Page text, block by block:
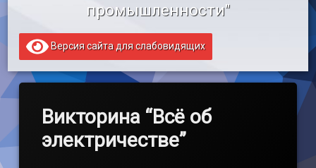
промышленности"
Версия сайта для слабовидящих
Викторина “Всё об
электричестве”